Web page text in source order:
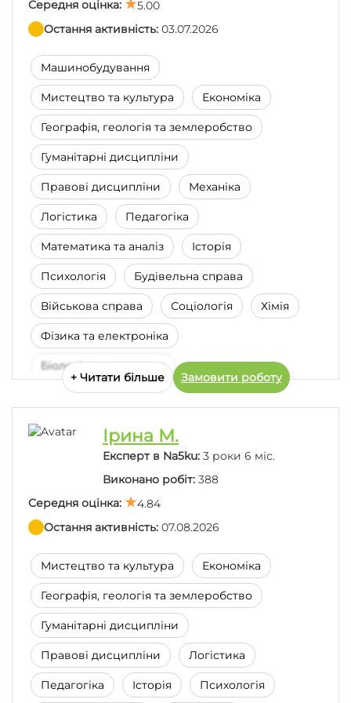
Середня оцінка:
5.00
Остання активність: 03.07.2026
Машинобудування
Мистецтво та культура Економіка
Географія, геологія та землеробство
Гуманітарні дисципліни
Правові дисципліни Механіка
Логістика Педагогіка
Математика та аналіз Історія
Психологія Будівельна справа
Військова справа Соціологія Хімія
Фізика та електроніка
Біологія та медицина
Статистика та теорія ймовірності
Іноземна мова Бухгалтерський облік
Виробництво та промисловість
Менеджмент і маркетинг
✓ Диплом перевірено ✓ Пройшов співбесіду
Виконавець про себе:
Вітаю! Мене звати Дар'я. Маю вищу освіту за
спеціальністю "Економіка і управління бізнесом".
Маю досвід в написанні студентських робіт понад
3 роки. З великим задоволенням напишу гідну
роботу, відповідно до Ваших вимог та в
найкоротші терміни.
+ Читати більше Замовити роботу
Ірина М.
Експерт в Na5ku: 3 роки 6 міс.
Виконано робіт: 388
Середня оцінка:
4.84
Остання активність: 07.08.2026
Мистецтво та культура Економіка
Географія, геологія та землеробство
Гуманітарні дисципліни
Правові дисципліни Логістика
Педагогіка Історія Психологія